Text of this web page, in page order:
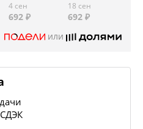
4 сен
692 ₽
18 сен
692 ₽
или